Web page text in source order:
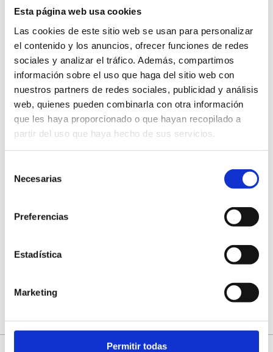
Esta página web usa cookies
Las cookies de este sitio web se usan para personalizar
el contenido y los anuncios, ofrecer funciones de redes
sociales y analizar el tráfico. Además, compartimos
información sobre el uso que haga del sitio web con
nuestros partners de redes sociales, publicidad y análisis
web, quienes pueden combinarla con otra información
que les haya proporcionado o que hayan recopilado a
partir del uso que haya hecho de sus servicios.
Necesarias
Preferencias
Estadística
Marketing
Permitir todas
Otras empresas de interés
Cuni-Hedreres
BENASSAL